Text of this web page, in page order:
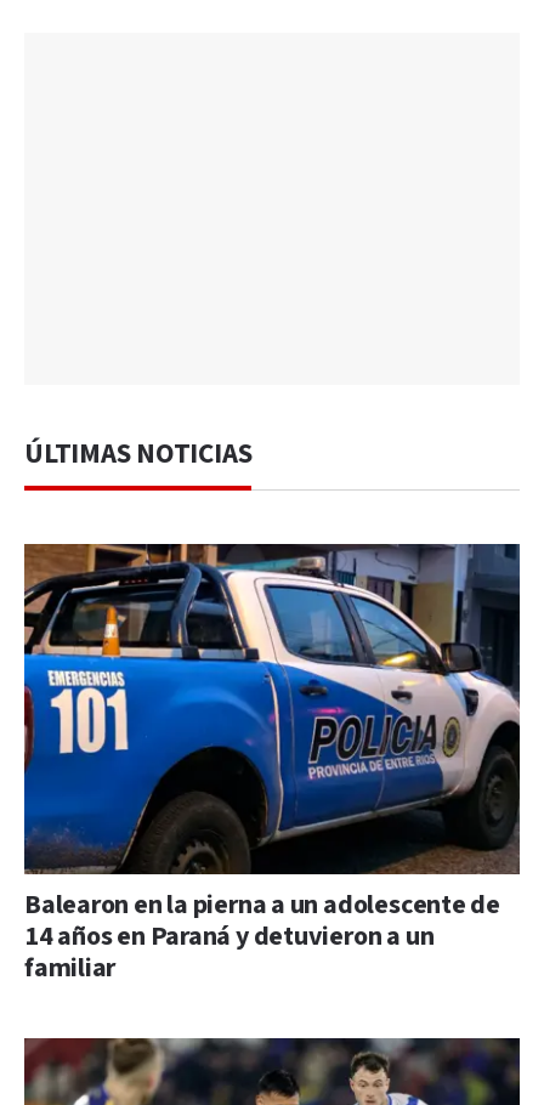
ÚLTIMAS NOTICIAS
Balearon en la pierna a un adolescente de
14 años en Paraná y detuvieron a un
familiar